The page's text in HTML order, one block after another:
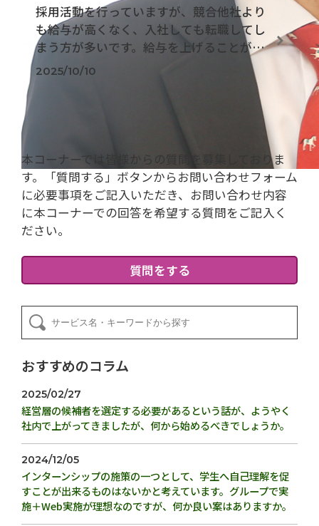
採用活動を行っていますが、競合他社より
も給与が高くなく、入社しても転職してし
まう方が多いです。給与を上げることが難
しい中で、自社の魅力を高めるにはどうす
2025/10/10
本コーナーでは皆様からの質問を募集しておりま
す。「質問する」ボタンからお問い合わせフォーム
に必要事項をご記入いただき、お問い合わせ内容
に本コーナーでの回答を希望する質問をご記入く
ださい。
質問をする
おすすめのコラム
2025/02/27
経営層の候補者を選定する必要があるという話が、ようやく
社内で上がってきましたが、何から始めるべきでしょうか。
2024/12/05
インターンシップの施策の一つとして、学生へ自己理解を促
すことが出来るものはないかと考えています。グループで実
施＋Web実施が理想なのですが、何か良い案はありますか。